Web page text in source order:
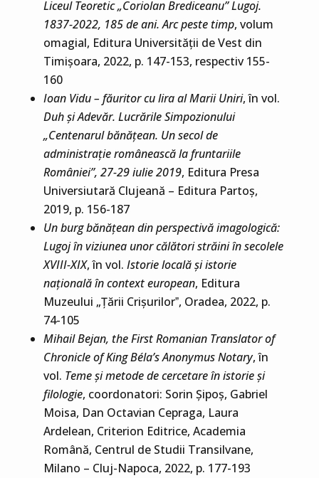
Liceul Teoretic „Coriolan Brediceanu” Lugoj.
1837-2022, 185 de ani. Arc peste timp, volum
omagial, Editura Universității de Vest din
Timișoara, 2022, p. 147-153, respectiv 155-
160
Ioan Vidu – făuritor cu lira al Marii Uniri, în vol.
Duh și Adevăr. Lucrările Simpozionului
„Centenarul bănățean. Un secol de
administrație românească la fruntariile
României”, 27-29 iulie 2019, Editura Presa
Universiutară Clujeană – Editura Partoș,
2019, p. 156-187
Un burg bănățean din perspectivă imagologică:
Lugoj în viziunea unor călători străini în secolele
XVIII-XIX, în vol. Istorie locală și istorie
națională în context european, Editura
Muzeului „Țării Crișurilorˮ, Oradea, 2022, p.
74-105
Mihail Bejan, the First Romanian Translator of
Chronicle of King Béla’s Anonymus Notary, în
vol. Teme și metode de cercetare în istorie și
filologie, coordonatori: Sorin Șipoș, Gabriel
Moisa, Dan Octavian Cepraga, Laura
Ardelean, Criterion Editrice, Academia
Română, Centrul de Studii Transilvane,
Milano – Cluj-Napoca, 2022, p. 177-193